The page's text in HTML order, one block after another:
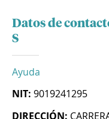
Datos de
S
Ayuda
NIT: 9019241295
DIRECCIÓN: